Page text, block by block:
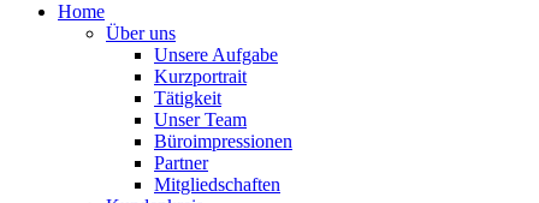
Home
Über uns
Unsere Aufgabe
Kurzportrait
Tätigkeit
Unser Team
Büroimpressionen
Partner
Mitgliedschaften